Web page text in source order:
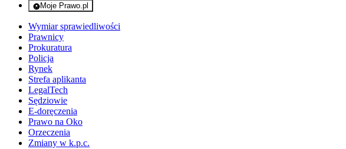
Moje Prawo.pl
- rejestracja i logowanie do serwisu
Wymiar sprawiedliwości
Prawnicy
Prokuratura
Policja
Rynek
Strefa aplikanta
LegalTech
Sędziowie
E-doręczenia
Prawo na Oko
Orzeczenia
Zmiany w k.p.c.